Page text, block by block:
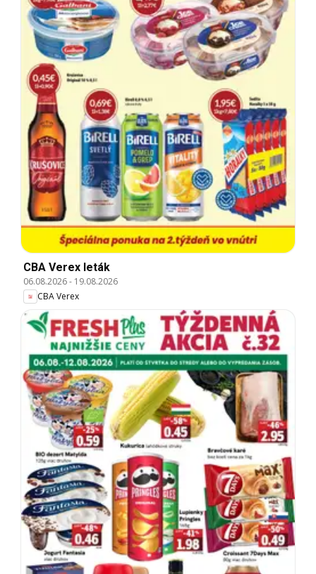
CBA Verex leták
06.08.2026- 19.08.2026
CBA Verex